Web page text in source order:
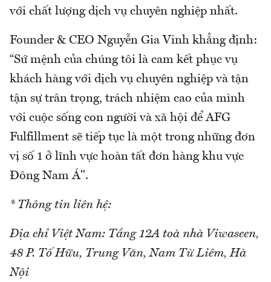
với chất lượng dịch vụ chuyên nghiệp nhất.
Founder & CEO Nguyễn Gia Vinh khẳng định:
“Sứ mệnh của chúng tôi là cam kết phục vụ
khách hàng với dịch vụ chuyên nghiệp và tận
tận sự trân trọng, trách nhiệm cao của mình
với cuộc sống con người và xã hội để AFG
Fulfillment sẽ tiếp tục là một trong những đơn
vị số 1 ở lĩnh vực hoàn tất đơn hàng khu vực
Đông Nam Á".
* Thông tin liên hệ:
Địa chỉ Việt Nam: Tầng 12A toà nhà Viwaseen,
48 P. Tố Hữu, Trung Văn, Nam Từ Liêm, Hà
Nội